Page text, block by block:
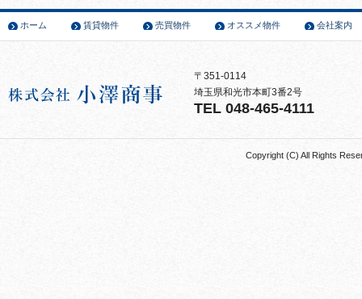
ホーム 賃貸物件 売買物件 オススメ物件 会社案内
〒351-0114
埼玉県和光市本町3番2号
TEL 048-465-4111
Copyright (C) All Rights